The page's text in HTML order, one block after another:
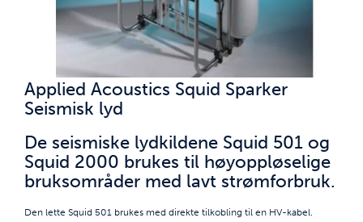
Applied Acoustics Squid Sparker
Seismisk lyd
De seismiske lydkildene Squid 501 og
Squid 2000 brukes til høyoppløselige
bruksområder med lavt strømforbruk.
Den lette Squid 501 brukes med direkte tilkobling til en HV-kabel.